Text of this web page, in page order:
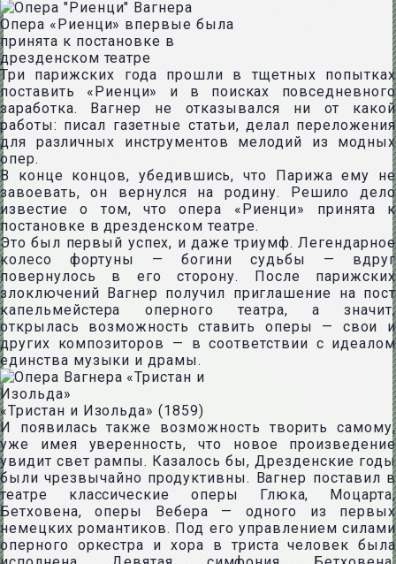
Опера «Риенци» впервые была
принята к постановке в
дрезденском театре
Три парижских года прошли в тщетных попытках
поставить «Риенци» и в поисках повседневного
заработка. Вагнер не отказывался ни от какой
работы: писал газетные статьи, делал переложения
для различных инструментов мелодий из модных
опер.
В конце концов, убедившись, что Парижа ему не
завоевать, он вернулся на родину. Решило дело
известие о том, что опера «Риенци» принята к
постановке в дрезденском театре.
Это был первый успех, и даже триумф. Легендарное
колесо фортуны — богини судьбы — вдруг
повернулось в его сторону. После парижских
злоключений Вагнер получил приглашение на пост
капельмейстера оперного театра, а значит,
открылась возможность ставить оперы — свои и
других композиторов — в соответствии с идеалом
единства музыки и драмы.
«Тристан и Изольда» (1859)
И появилась также возможность творить самому,
уже имея уверенность, что новое произведение
увидит свет рампы. Казалось бы, Дрезденские годы
были чрезвычайно продуктивны. Вагнер поставил в
театре классические оперы Глюка, Моцарта,
Бетховена, оперы Вебера — одного из первых
немецких романтиков. Под его управлением силами
оперного оркестра и хора в триста человек была